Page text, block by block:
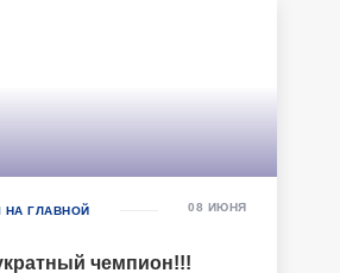
НА ГЛАВНОЙ
чемпион!!!
08 ИЮНЯ